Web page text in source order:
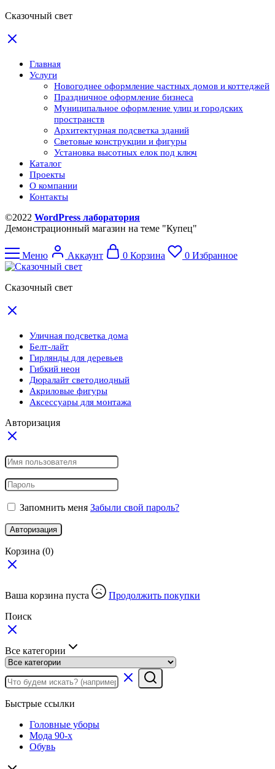
Сказочный свет
Главная
Услуги
Новогоднее оформление частных домов и коттеджей
Праздничное оформление бизнеса
Муниципальное оформление улиц и городских
пространств
Архитектурная подсветка зданий
Световые конструкции и фигуры
Установка высотных елок под ключ
Каталог
Проекты
О компании
Контакты
©2022 WordPress лаборатория
Демонстрационный магазин на теме "Купец"
Меню Аккаунт 0 Корзина 0 Избранное
Сказочный свет
Уличная подсветка дома
Белт-лайт
Гирлянды для деревьев
Гибкий неон
Дюралайт светодиодный
Акриловые фигуры
Аксессуары для монтажа
Авторизация
Запомнить меня Забыли свой пароль?
Авторизация
Корзина (0)
Ваша корзина пуста
Продолжить покупки
Поиск
Все категории
Быстрые ссылки
Головные уборы
Мода 90-х
Обувь